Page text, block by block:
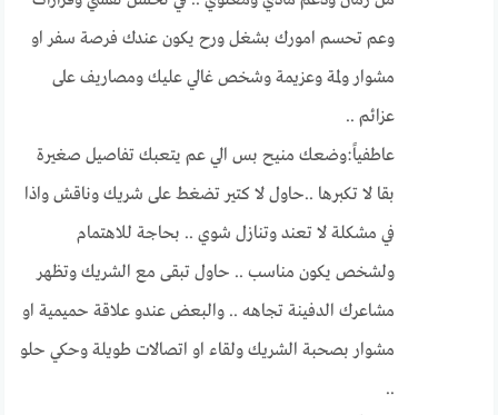
وعم تحسم امورك بشغل ورح يكون عندك فرصة سفر او
مشوار ولمة وعزيمة وشخص غالي عليك ومصاريف على
عزائم ..
عاطفياً:وضعك منيح بس الي عم يتعبك تفاصيل صغيرة
بقا لا تكبرها ..حاول لا كتير تضغط على شريك وناقش واذا
في مشكلة لا تعند وتنازل شوي .. بحاجة للاهتمام
ولشخص يكون مناسب .. حاول تبقى مع الشريك وتظهر
مشاعرك الدفينة تجاهه .. والبعض عندو علاقة حميمية او
مشوار بصحبة الشريك ولقاء او اتصالات طويلة وحكي حلو
..